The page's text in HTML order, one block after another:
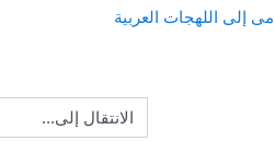
الانتقال إلى...